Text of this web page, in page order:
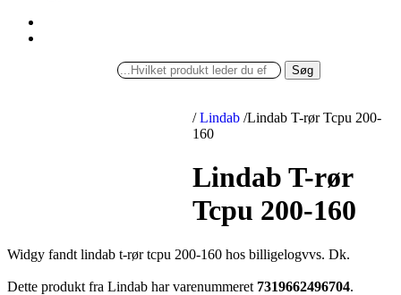
Søg
/ Lindab /Lindab T-rør Tcpu 200-
160
Lindab T-rør
Tcpu 200-160
Widgy fandt lindab t-rør tcpu 200-160 hos billigelogvvs. Dk.
Dette produkt fra Lindab har varenummeret 7319662496704.